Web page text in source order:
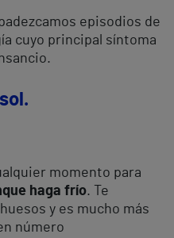
episodios de
cuyo principal síntoma
momento para
haga frío. Te
y es mucho más
número